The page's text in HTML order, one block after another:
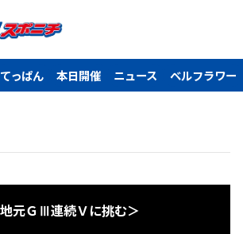
てっぱん 本日開催 ニュース ベルフラワー
元ＧⅢ連続Ｖに挑む＞